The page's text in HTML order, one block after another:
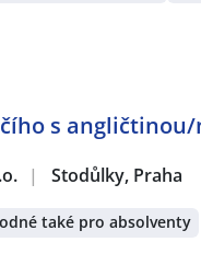
s
| Stodůlky, Praha
také pro absolventy